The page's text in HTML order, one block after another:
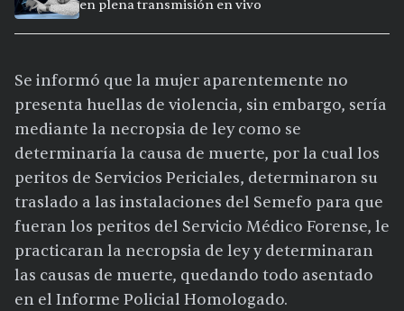
en plena transmisión en vivo
Se informó que la mujer aparentemente no
presenta huellas de violencia, sin embargo, sería
mediante la necropsia de ley como se
determinaría la causa de muerte, por la cual los
peritos de Servicios Periciales, determinaron su
traslado a las instalaciones del Semefo para que
fueran los peritos del Servicio Médico Forense, le
practicaran la necropsia de ley y determinaran
las causas de muerte, quedando todo asentado
en el Informe Policial Homologado.